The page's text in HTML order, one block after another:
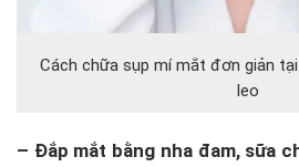
Cách chữa sụp mí mắt đơn giản
leo
– Đắp mắt bằng nha đam, sữa